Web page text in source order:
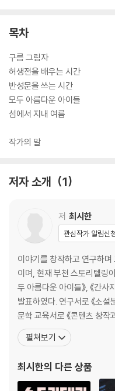
목차
구름 그림자
허생전을 배우는 시간
반성문을 쓰는 시간
모두 아름다운 아이들
섬에서 지내 여름
작가의 말
저자 소개 1
저 최시한
관심작가 알림신
이야기를 창작하고 연구하
이며, 현재 부천 스토리텔링
두 아름다운 아이들》, 《간사
발표하였다. 연구서로 《소설
문학 교육서로 《콘텐츠 창작
을 것인가》, 《소설의 해석과
색을 병행하고 교육방법도
노래-한강 하구의 역사문화 이
펼쳐보기
최시한의 다른 상품